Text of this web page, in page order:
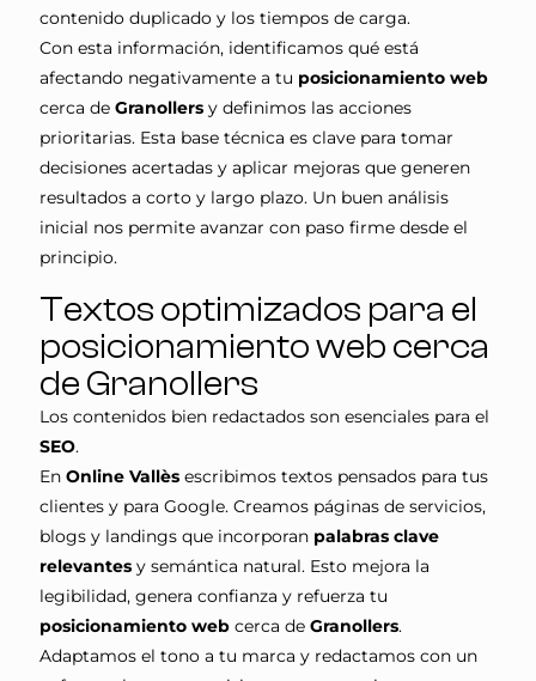
contenido duplicado y los tiempos de carga.
Con esta información, identificamos qué está
afectando negativamente a tu posicionamiento web
cerca de Granollers y definimos las acciones
prioritarias. Esta base técnica es clave para tomar
decisiones acertadas y aplicar mejoras que generen
resultados a corto y largo plazo. Un buen análisis
inicial nos permite avanzar con paso firme desde el
principio.
Textos optimizados para el
posicionamiento web cerca
de Granollers
Los contenidos bien redactados son esenciales para el
SEO.
En Online Vallès escribimos textos pensados para tus
clientes y para Google. Creamos páginas de servicios,
blogs y landings que incorporan palabras clave
relevantes y semántica natural. Esto mejora la
legibilidad, genera confianza y refuerza tu
posicionamiento web cerca de Granollers.
Adaptamos el tono a tu marca y redactamos con un